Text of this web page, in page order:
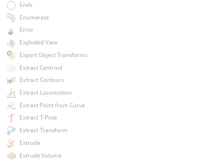
Ends
Enumerate
Error
Exploded View
Export Object Transforms
Extract Centroid
Extract Contours
Extract Locomotion
Extract Point from Curve
Extract T-Pose
Extract Transform
Extrude
Extrude Volume